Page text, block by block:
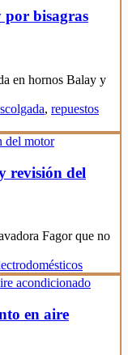
por bisagras
en hornos Balay y
, repuestos
revisión del
Fagor que no
en aire